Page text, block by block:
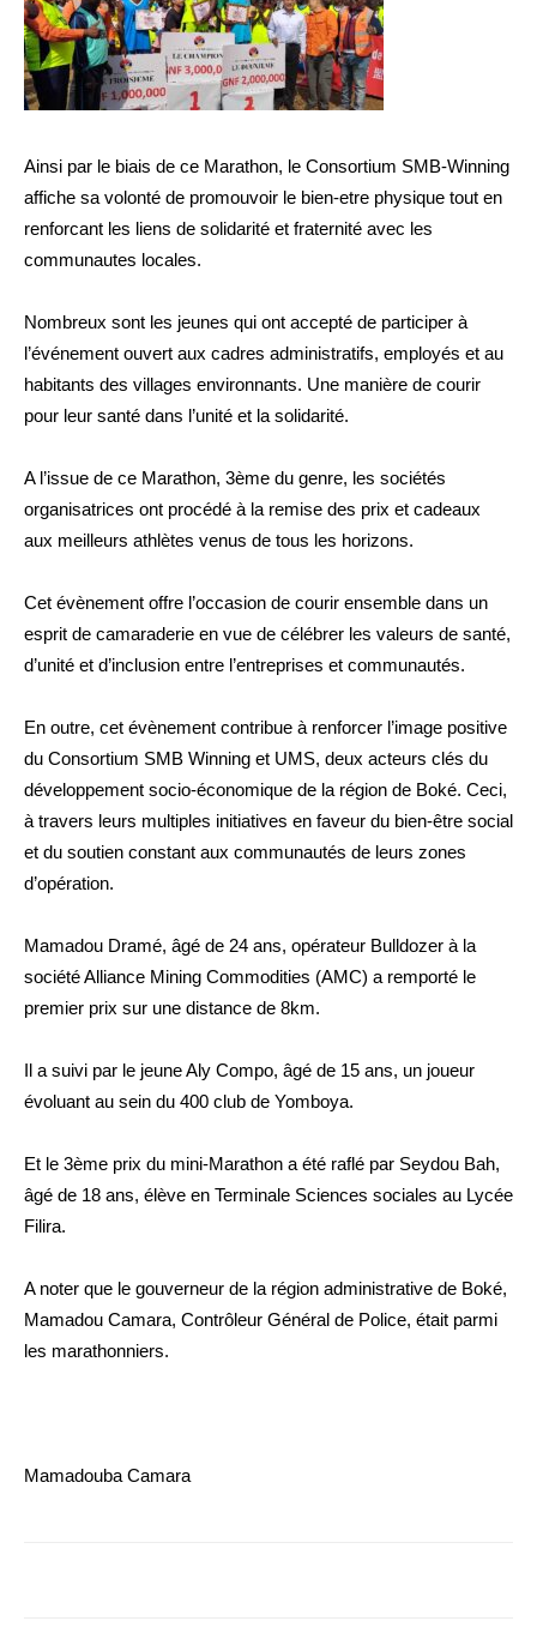
Ainsi par le biais de ce Marathon, le Consortium SMB-Winning
affiche sa volonté de promouvoir le bien-etre physique tout en
renforcant les liens de solidarité et fraternité avec les
communautes locales.
Nombreux sont les jeunes qui ont accepté de participer à
l’événement ouvert aux cadres administratifs, employés et au
habitants des villages environnants. Une manière de courir
pour leur santé dans l’unité et la solidarité.
A l’issue de ce Marathon, 3ème du genre, les sociétés
organisatrices ont procédé à la remise des prix et cadeaux
aux meilleurs athlètes venus de tous les horizons.
Cet évènement offre l’occasion de courir ensemble dans un
esprit de camaraderie en vue de célébrer les valeurs de santé,
d’unité et d’inclusion entre l’entreprises et communautés.
En outre, cet évènement contribue à renforcer l’image positive
du Consortium SMB Winning et UMS, deux acteurs clés du
développement socio-économique de la région de Boké. Ceci,
à travers leurs multiples initiatives en faveur du bien-être social
et du soutien constant aux communautés de leurs zones
d’opération.
Mamadou Dramé, âgé de 24 ans, opérateur Bulldozer à la
société Alliance Mining Commodities (AMC) a remporté le
premier prix sur une distance de 8km.
Il a suivi par le jeune Aly Compo, âgé de 15 ans, un joueur
évoluant au sein du 400 club de Yomboya.
Et le 3ème prix du mini-Marathon a été raflé par Seydou Bah,
âgé de 18 ans, élève en Terminale Sciences sociales au Lycée
Filira.
A noter que le gouverneur de la région administrative de Boké,
Mamadou Camara, Contrôleur Général de Police, était parmi
les marathonniers.
Mamadouba Camara